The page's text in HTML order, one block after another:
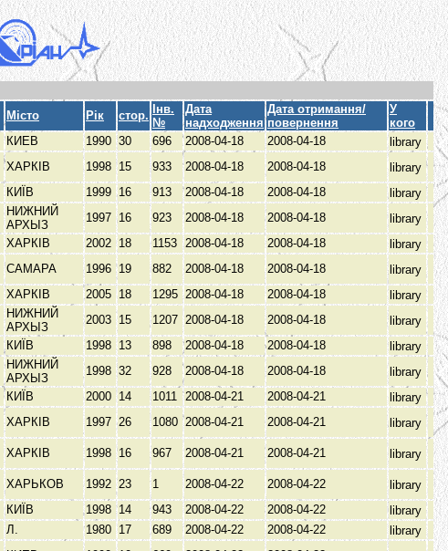
Місто Рік стор.
Інв.
№
Дата
надходження
Дата отримання/
повернення
У
кого
КИЕВ 1990 30 696 2008-04-18 2008-04-18
library
ХАРКІВ 1998 15 933 2008-04-18 2008-04-18
library
КИЇВ 1999 16 913 2008-04-18 2008-04-18
library
НИЖНИЙ
АРХЫЗ
1997 16 923 2008-04-18 2008-04-18
library
ХАРКІВ 2002 18 1153 2008-04-18 2008-04-18
library
САМАРА 1996 19 882 2008-04-18 2008-04-18
library
ХАРКІВ 2005 18 1295 2008-04-18 2008-04-18
library
НИЖНИЙ
АРХЫЗ
2003 15 1207 2008-04-18 2008-04-18
library
КИЇВ 1998 13 898 2008-04-18 2008-04-18
library
НИЖНИЙ
АРХЫЗ
1998 32 928 2008-04-18 2008-04-18
library
КИЇВ 2000 14 1011 2008-04-21 2008-04-21
library
ХАРКІВ 1997 26 1080 2008-04-21 2008-04-21 library
ХАРКІВ 1998 16 967 2008-04-21 2008-04-21 library
ХАРЬКОВ 1992 23 1 2008-04-22 2008-04-22
library
КИЇВ 1998 14 943 2008-04-22 2008-04-22
library
Л. 1980 17 689 2008-04-22 2008-04-22
library